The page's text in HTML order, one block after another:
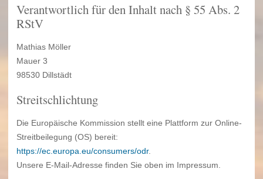
Verantwortlich für den Inhalt nach § 55 Abs. 2
RStV
Mathias Möller
Mauer 3
98530 Dillstädt
Streitschlichtung
Die Europäische Kommission stellt eine Plattform zur Online-
Streitbeilegung (OS) bereit:
https://ec.europa.eu/consumers/odr.
Unsere E-Mail-Adresse finden Sie oben im Impressum.